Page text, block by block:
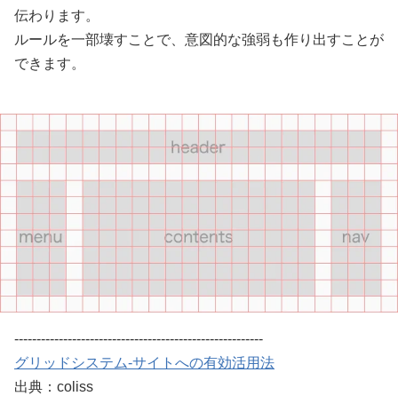
伝わります。
ルールを一部壊すことで、意図的な強弱も作り出すことが
できます。
--------------------------------------------------------
グリッドシステム-サイトへの有効活用法
出典：coliss